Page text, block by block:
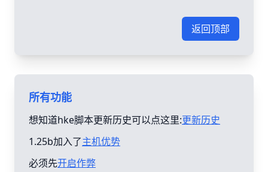
返回顶部
所有功能
想知道hke脚本更新历史可以点这里:更新历史
1.25b加入了主机优势
必须先开启作弊